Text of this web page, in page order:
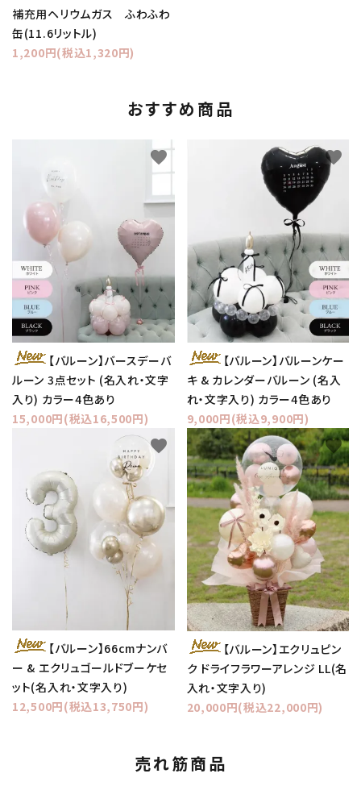
補充用ヘリウムガス ふわふわ
缶(11.6リットル)
1,200円(税込1,320円)
おすすめ商品
【バルーン】バースデーバ
ルーン 3点セット (名入れ・文字
入り) カラー4色あり
15,000円(税込16,500円)
favorite
【バルーン】バルーンケー
キ & カレンダーバルーン (名入
れ・文字入り) カラー4色あり
9,000円(税込9,900円)
favorite
【バルーン】66cmナンバ
ー & エクリュゴールドブーケセ
ット(名入れ・文字入り)
12,500円(税込13,750円)
favorite
【バルーン】エクリュピン
ク ドライフラワーアレンジ LL(名
入れ・文字入り)
20,000円(税込22,000円)
favorite
売れ筋商品